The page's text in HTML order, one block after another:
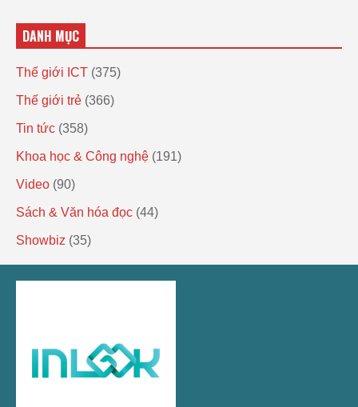
DANH MỤC
Thế giới ICT (375)
Thế giới trẻ (366)
Tin tức (358)
Khoa học & Công nghệ (191)
Video (90)
Sách & Văn hóa đọc (44)
Showbiz (35)